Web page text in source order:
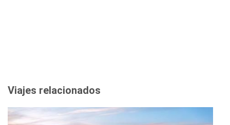
Viajes relacionados